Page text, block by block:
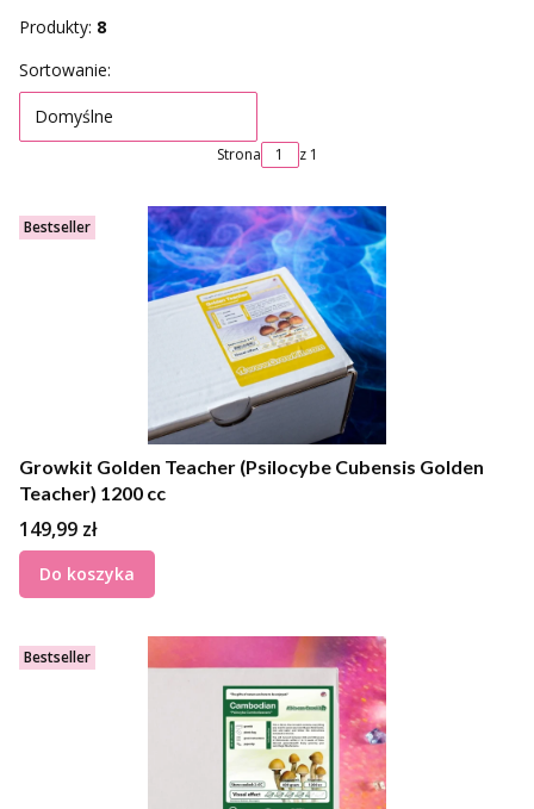
Produkty: 8
Lista produktów
Sortowanie:
Domyślne
Strona z 1
Bestseller
Growkit Golden Teacher (Psilocybe Cubensis Golden
Teacher) 1200 cc
Cena
149,99 zł
Do koszyka
Bestseller